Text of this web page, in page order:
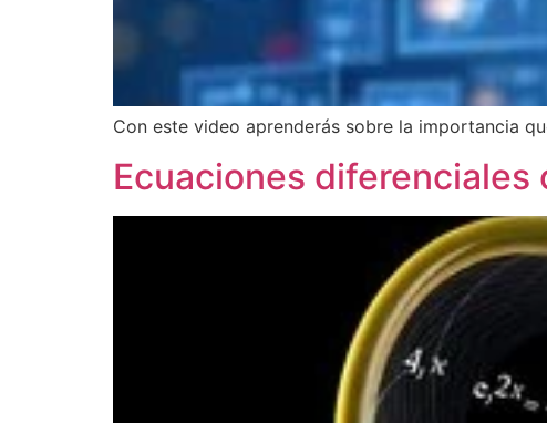
Con este video aprenderás sobre la importancia
Ecuaciones diferenciales